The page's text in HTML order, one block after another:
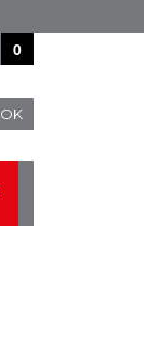
0
OK